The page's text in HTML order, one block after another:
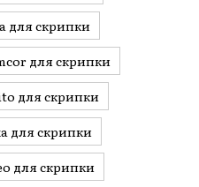
для скрипки
для скрипки
для скрипки
для скрипки
для скрипки